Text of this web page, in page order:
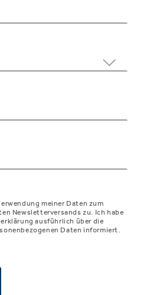
meiner Daten zum
Newsletterversands zu. Ich habe
ausführlich über die
Daten informiert.